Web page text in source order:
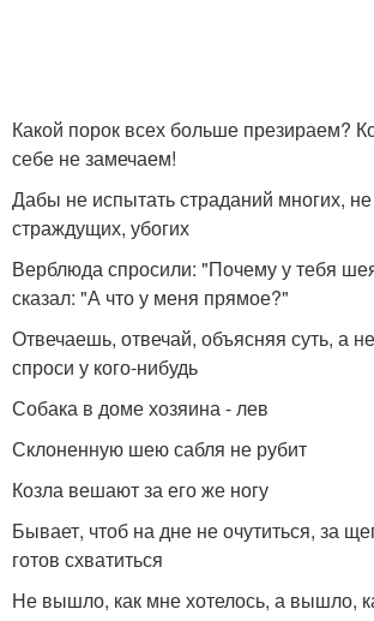
Какой порок всех больше презираем?
себе не замечаем!
Дабы не испытать страданий многих,
страждущих, убогих
Верблюда спросили: "Почему у тебя
сказал: "А что у меня прямое?"
Отвечаешь, отвечай, объясняя суть, а
спроси у кого-нибудь
Собака в доме хозяина - лев
Склоненную шею сабля не рубит
Козла вешают за его же ногу
Бывает, чтоб на дне не очутиться, за
готов схватиться
Не вышло, как мне хотелось, а вышло,